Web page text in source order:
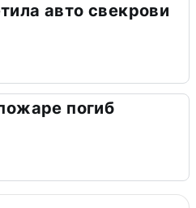
авто свекрови
погиб